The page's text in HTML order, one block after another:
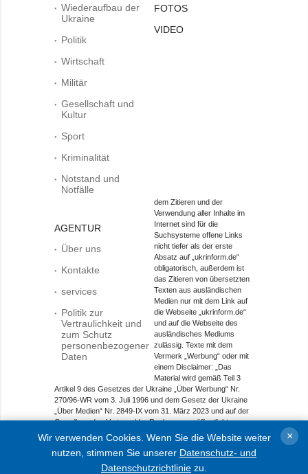
Wiederaufbau der
Ukraine
Politik
Wirtschaft
Militär
Gesellschaft und
Kultur
Sport
Kriminalität
Notstand und
Notfälle
AGENTUR
Über uns
Kontakte
services
Politik zur
Vertraulichkeit und
zum Schutz
personenbezogener
Daten
FOTOS
VIDEO
dem Zitieren und der
Verwendung aller Inhalte im
Internet sind für die
Suchsysteme offene Links
nicht tiefer als der erste
Absatz auf „ukrinform.de“
obligatorisch, außerdem ist
das Zitieren von übersetzten
Texten aus ausländischen
Medien nur mit dem Link auf
die Webseite „ukrinform.de“
und auf die Webseite des
ausländisches Mediums
zulässig. Texte mit dem
Vermerk „Werbung“ oder mit
einem Disclaimer: „Das
Material wird gemäß Teil 3
Artikel 9 des Gesetzes der Ukraine „Über Werbung“ Nr.
270/96-WR vom 3. Juli 1996 und dem Gesetz der Ukraine
„Über Medien“ Nr. 2849-IX vom 31. März 2023 und auf der
Grundlage des Vertrags/der Rechnung veröffentlicht.
Objekt im Bereich Onlinemedien; Medien-ID R40-01421.
© 2015-2026 Ukrinform. Alle Rechte sind geschützt.
Wir verwenden Cookies. Wenn Sie die Website weiter
nutzen, stimmen Sie unserer Datenschutz- und
Datenschutzrichtlinie zu.
×